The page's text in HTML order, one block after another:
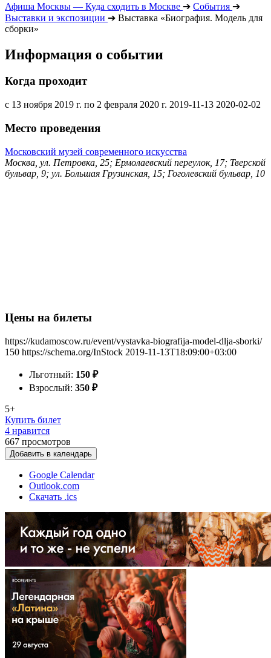
Афиша Москвы — Куда сходить в Москве ➔ События ➔
Выставки и экспозиции ➔ Выставка «Биография. Модель для
сборки»
Информация о событии
Когда проходит
с 13 ноября 2019 г. по 2 февраля 2020 г. 2019-11-13 2020-02-02
Место проведения
Московский музей современного искусства
Москва, ул. Петровка, 25; Ермолаевский переулок, 17; Тверской
бульвар, 9; ул. Большая Грузинская, 15; Гоголевский бульвар, 10
Цены на билеты
https://kudamoscow.ru/event/vystavka-biografija-model-dlja-sborki/
150 https://schema.org/InStock 2019-11-13T18:09:00+03:00
Льготный: 150 ₽
Взрослый: 350 ₽
5+
Купить билет
4 нравится
667 просмотров
Добавить в календарь
Google Calendar
Outlook.com
Скачать .ics